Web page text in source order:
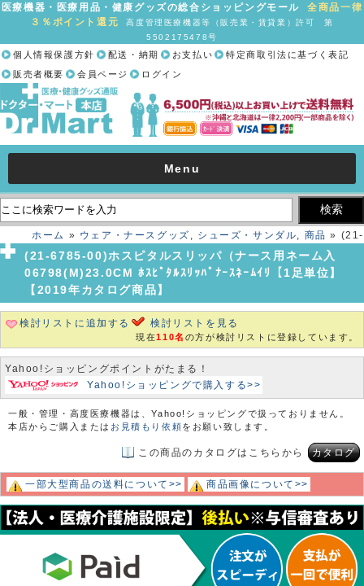
医療機器・医療用品・健康グッズの総合ショッピングモール全商品一律
３％ポイント還元
高度管理医療機器等（販売業・賃貸業）許可 第
5502175478号
個人情報保護方針 配送・納期 お支払い
特定商取引法に基づく表記
販売者概要
会員ページ ログイン
Menu
ホーム » ウェア・ナースグッズ , シューズ・サンダル, 商品 » (21-
6785-00)ホスピタルスリッパ（ナース用ネーム入 06798(M)23.0CM ﾎ
ｽﾋﾟﾀﾙｽﾘｯﾊﾟﾅｰｽﾈｰﾑｲﾘ【1足単位】【2019年カタログ商品】
(21-6785-00)ホスピタルスリッパ（ナース用ネーム入
06798(M)23.0CM ﾎｽﾋﾟﾀﾙｽﾘｯﾊﾟﾅｰｽﾈｰﾑｲﾘ【1足単位】
【2019年カタログ商品】
検討リストに追加する 検討リストを見る
現在110名 の方が検討リストに登録しています。
Yahoo!ショッピングポイントがたまる！
Yahoo!ショッピングで購入する>>
一般・管理・高度医療機器は、Yahoo!ショッピングで扱っておりません。
本店からご購入または お見積もり依頼をお願い致します。
この商品のカタログはこちらから カタログ
一部大型商品の送料について>> 商品画像について>>